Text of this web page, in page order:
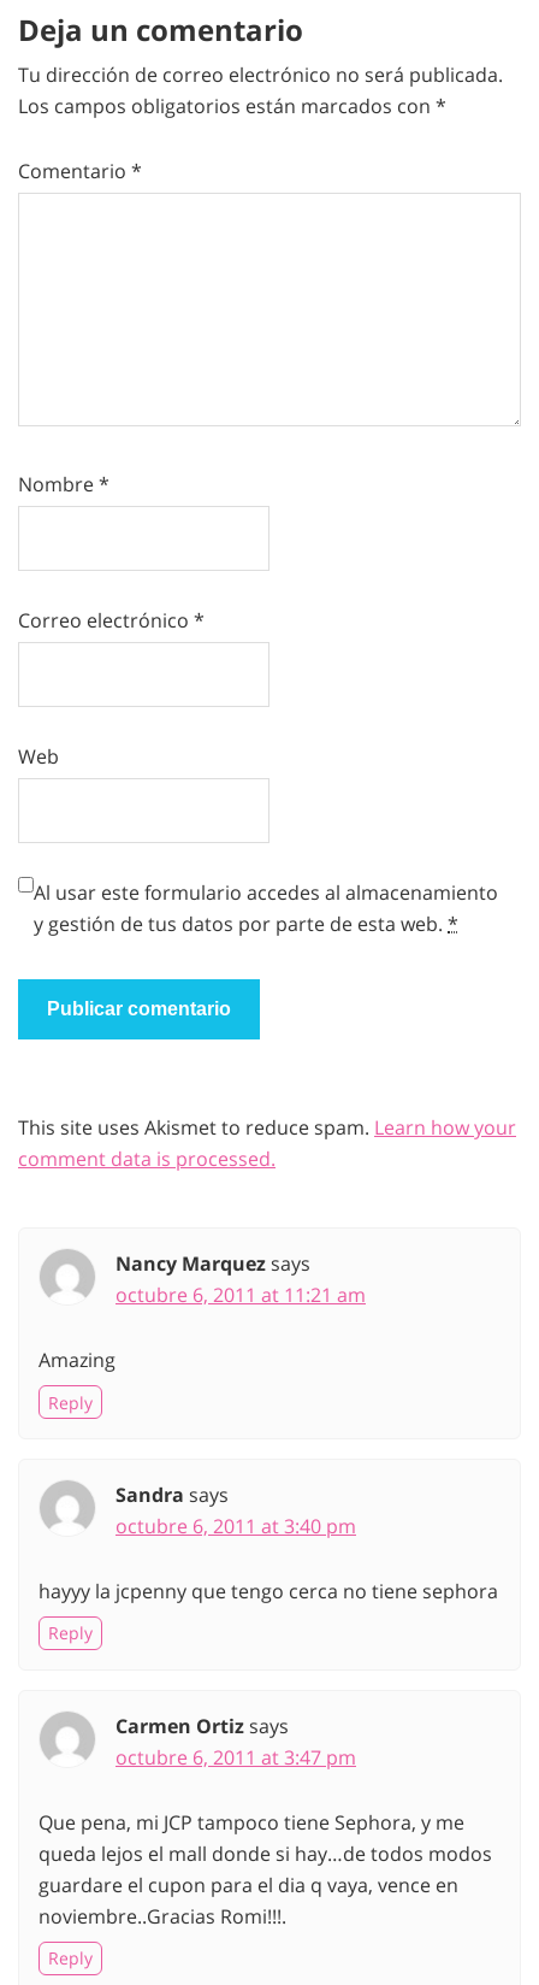
Deja un comentario
Tu dirección de correo electrónico no será publicada.
Los campos obligatorios están marcados con *
Comentario *
Nombre*
Correo electrónico *
Web
Al usar este formulario accedes al almacenamiento
y gestión de tus datos por parte de esta web. *
This site uses Akismet to reduce spam. Learn how your
comment data is processed.
Nancy Marquezsays
octubre 6, 2011 at 11:21 am
Amazing
Reply
Sandra says
octubre 6, 2011 at 3:40 pm
hayyy la jcpenny que tengo cerca no tiene sephora
Reply
Carmen Ortizsays
octubre 6, 2011 at 3:47 pm
Que pena, mi JCP tampoco tiene Sephora, y me
queda lejos el mall donde si hay…de todos modos
guardare el cupon para el dia q vaya, vence en
noviembre..Gracias Romi!!!.
Reply